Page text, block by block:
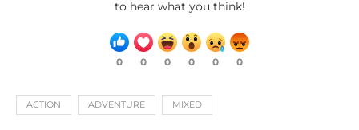
to hear what you think!
0 0 0 0 0 0
ACTION ADVENTURE MIXED